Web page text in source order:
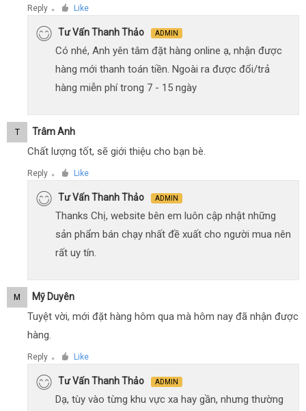
Reply ● Like
Tư Vấn Thanh Thảo ADMIN
Có nhé, Anh yên tâm đặt hàng online ạ, nhận được
hàng mới thanh toán tiền. Ngoài ra được đổi/trả
hàng miễn phí trong 7 - 15 ngày
T Trâm Anh
Chất lượng tốt, sẽ giới thiệu cho bạn bè.
Reply ● Like
Tư Vấn Thanh Thảo ADMIN
Thanks Chị, website bên em luôn cập nhật những
sản phẩm bán chạy nhất đề xuất cho người mua nên
rất uy tín.
M Mỹ Duyên
Tuyệt vời, mới đặt hàng hôm qua mà hôm nay đã nhận được
hàng.
Reply ● Like
Tư Vấn Thanh Thảo ADMIN
Dạ, tùy vào từng khu vực xa hay gần, nhưng thường